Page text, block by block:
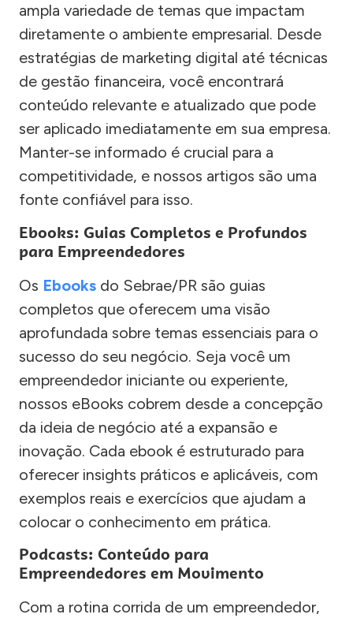
ampla variedade de temas que impactam
diretamente o ambiente empresarial. Desde
estratégias de marketing digital até técnicas
de gestão financeira, você encontrará
conteúdo relevante e atualizado que pode
ser aplicado imediatamente em sua empresa.
Manter-se informado é crucial para a
competitividade, e nossos artigos são uma
fonte confiável para isso.
Ebooks: Guias Completos e Profundos
para Empreendedores
Os Ebooks do Sebrae/PR são guias
completos que oferecem uma visão
aprofundada sobre temas essenciais para o
sucesso do seu negócio. Seja você um
empreendedor iniciante ou experiente,
nossos eBooks cobrem desde a concepção
da ideia de negócio até a expansão e
inovação. Cada ebook é estruturado para
oferecer insights práticos e aplicáveis, com
exemplos reais e exercícios que ajudam a
colocar o conhecimento em prática.
Podcasts: Conteúdo para
Empreendedores em Movimento
Com a rotina corrida de um empreendedor,